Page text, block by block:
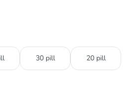
30 pill 20 pill